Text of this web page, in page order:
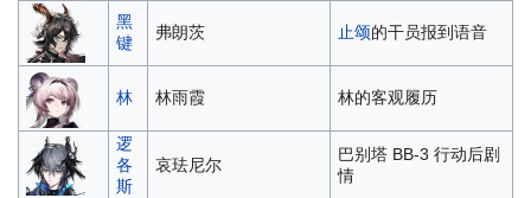
黑
键
弗朗茨 止颂的干员报到语音
林 林雨霞 林的客观履历
逻
各
斯
哀珐尼尔
巴别塔 BB-3 行动后剧
情